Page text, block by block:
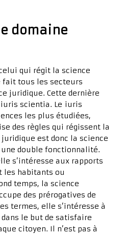
domaine
qui régit la science
fait tous les secteurs
juridique. Cette dernière
scientia. Le iuris
les plus étudiées,
des règles qui régissent la
est donc la science
double fonctionnalité.
s’intéresse aux rapports
les habitants ou
temps, la science
des prérogatives de
termes, elle s’intéresse à
le but de satisfaire
citoyen. Il n’est pas à